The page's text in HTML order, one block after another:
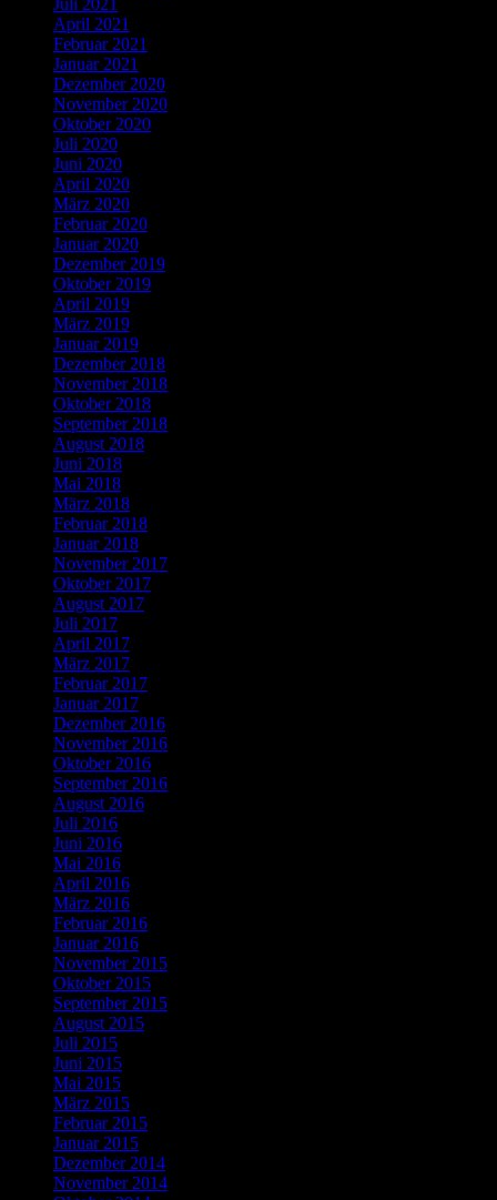
Juli 2021
April 2021
Februar 2021
Januar 2021
Dezember 2020
November 2020
Oktober 2020
Juli 2020
Juni 2020
April 2020
März 2020
Februar 2020
Januar 2020
Dezember 2019
Oktober 2019
April 2019
März 2019
Januar 2019
Dezember 2018
November 2018
Oktober 2018
September 2018
August 2018
Juni 2018
Mai 2018
März 2018
Februar 2018
Januar 2018
November 2017
Oktober 2017
August 2017
Juli 2017
April 2017
März 2017
Februar 2017
Januar 2017
Dezember 2016
November 2016
Oktober 2016
September 2016
August 2016
Juli 2016
Juni 2016
Mai 2016
April 2016
März 2016
Februar 2016
Januar 2016
November 2015
Oktober 2015
September 2015
August 2015
Juli 2015
Juni 2015
Mai 2015
März 2015
Februar 2015
Januar 2015
Dezember 2014
November 2014